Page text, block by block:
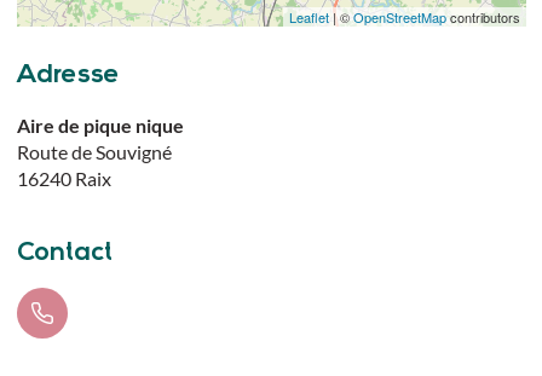
Leaflet| ©OpenStreetMapcontributors
Adresse
Aire de pique nique
Route de Souvigné
16240 Raix
Contact